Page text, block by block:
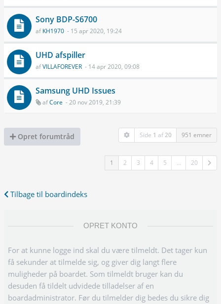
Sony BDP-S6700
afKH1970 - 15 apr 2020, 19:24
UHD afspiller
afVILLAFOREVER - 14 apr 2020, 09:08
Samsung UHD Issues
afCore - 20 nov 2019, 21:39
Opret forumtråd Side 1 af20 951 emner
1 2 3 4 5 … 20
Tilbage til boardindeks
OPRET KONTO
For at kunne logge ind skal du være tilmeldt. Det tager kun
få sekunder at tilmelde sig, og giver dig langt flere
muligheder på boardet. Som tilmeldt bruger kan du
desuden få tildelt udvidede tilladelser af en
boardadministrator. Før du tilmelder dig bedes du sikre dig